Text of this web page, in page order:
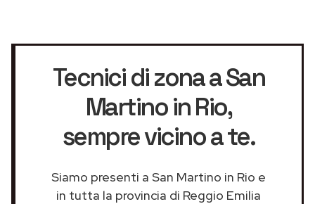
Tecnici di zona a San
Martino in Rio,
sempre vicino a te.
Siamo presenti a San Martino in Rio e
in tutta la provincia di Reggio Emilia